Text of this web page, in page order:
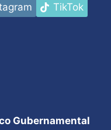
TikTok
Gubernamental